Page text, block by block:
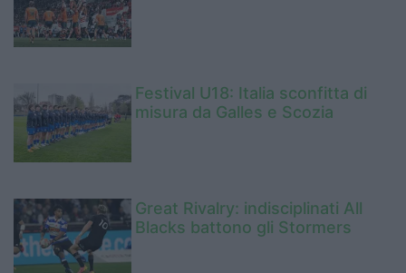
Festival U18: Italia sconfitta di
misura da Galles e Scozia
Great Rivalry: indisciplinati All
Blacks battono gli Stormers